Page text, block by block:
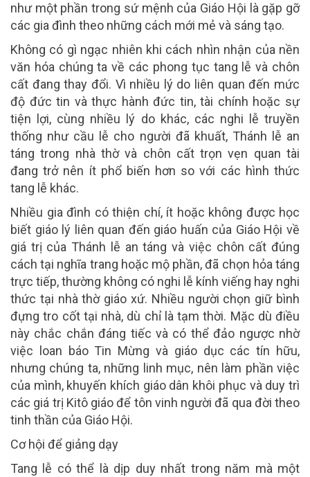
như một phần trong sứ mệnh của Giáo Hội là gặp gỡ
các gia đình theo những cách mới mẻ và sáng tạo.
Không có gì ngạc nhiên khi cách nhìn nhận của nền
văn hóa chúng ta về các phong tục tang lễ và chôn
cất đang thay đổi. Vì nhiều lý do liên quan đến mức
độ đức tin và thực hành đức tin, tài chính hoặc sự
tiện lợi, cùng nhiều lý do khác, các nghi lễ truyền
thống như cầu lễ cho người đã khuất, Thánh lễ an
táng trong nhà thờ và chôn cất trọn vẹn quan tài
đang trở nên ít phổ biến hơn so với các hình thức
tang lễ khác.
Nhiều gia đình có thiện chí, ít hoặc không được học
biết giáo lý liên quan đến giáo huấn của Giáo Hội về
giá trị của Thánh lễ an táng và việc chôn cất đúng
cách tại nghĩa trang hoặc mộ phần, đã chọn hỏa táng
trực tiếp, thường không có nghi lễ kính viếng hay nghi
thức tại nhà thờ giáo xứ. Nhiều người chọn giữ bình
đựng tro cốt tại nhà, dù chỉ là tạm thời. Mặc dù điều
này chắc chắn đáng tiếc và có thể đảo ngược nhờ
việc loan báo Tin Mừng và giáo dục các tín hữu,
nhưng chúng ta, những linh mục, nên làm phần việc
của mình, khuyến khích giáo dân khôi phục và duy trì
các giá trị Kitô giáo để tôn vinh người đã qua đời theo
tinh thần của Giáo Hội.
Cơ hội để giảng dạy
Tang lễ có thể là dịp duy nhất trong năm mà một